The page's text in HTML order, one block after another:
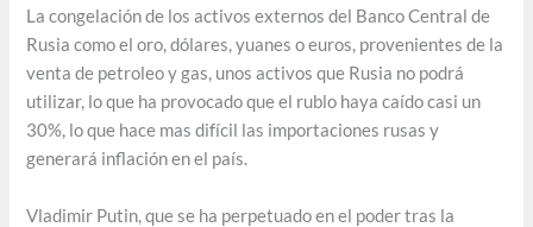
La congelación de los activos externos del Banco Central de
Rusia como el oro, dólares, yuanes o euros, provenientes de la
venta de petroleo y gas, unos activos que Rusia no podrá
utilizar, lo que ha provocado que el rublo haya caído casi un
30%, lo que hace mas difícil las importaciones rusas y
generará inflación en el país.
Vladimir Putin, que se ha perpetuado en el poder tras la